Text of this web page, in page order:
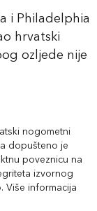
i Philadelphia
hrvatski
ozljede nije
nogometni
dopušteno je
poveznicu na
izvornog
Više informacija